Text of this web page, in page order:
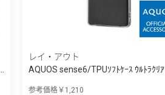
レイ・アウト
AQUOS sense6/TPUｿﾌﾄｹｰｽ ｳﾙﾄﾗｸﾘｱ
参考価格￥1,210